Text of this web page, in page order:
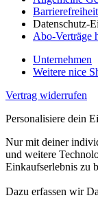
Datenschutz-
Abo-Verträge
Unternehmen
Weitere nice
Vertrag widerrufen
Personalisiere dein
Nur mit deiner
und weitere
Einkaufserlebnis zu
Dazu erfassen wir